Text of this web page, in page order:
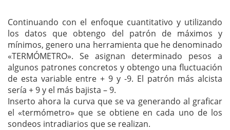
Continuando con el enfoque cuantitativo y utilizando
los datos que obtengo del patrón de máximos y
mínimos, genero una herramienta que he denominado
«TERMÓMETRO». Se asignan determinado pesos a
algunos patrones concretos y obtengo una fluctuación
de esta variable entre + 9 y -9. El patrón más alcista
sería + 9 y el más bajista – 9.
Inserto ahora la curva que se va generando al graficar
el «termómetro» que se obtiene en cada uno de los
sondeos intradiarios que se realizan.